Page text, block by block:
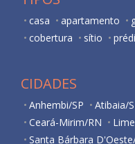
casa apartamento
cobertura
sítio
CIDADES
Anhembi/SP Atibaia/
Ceará-Mirim/RN
Santa Bárbara